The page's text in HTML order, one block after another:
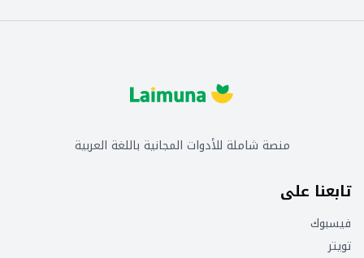
منصة شاملة للأدوات المجانية باللغة العربية
تابعنا على
فيسبوك
تويتر